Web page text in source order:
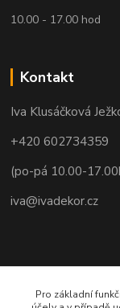
10.00 - 17.00 hod
Kontakt
Iva Klusáčková
+420 602734359
(po-pá 10.00-
iva@ivadekor.cz
Pro základní